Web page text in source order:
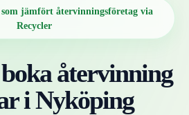
jämfört återvinningsföretag via
Recycler
återvinning
iNyköping